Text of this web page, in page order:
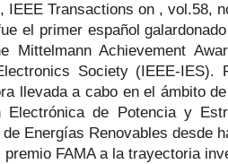
IEEE Transactions on , vol.58,
el primer español
Mittelmann Achievement
Society (IEEE-
llevada a cabo en el ámbito
Electrónica de Potencia y
Energías Renovables desde
premio FAMA a la trayectoria